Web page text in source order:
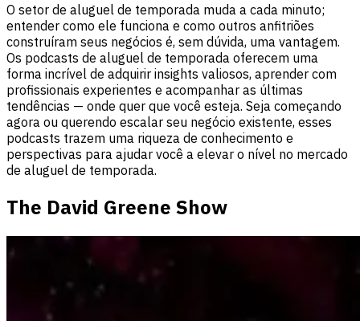
O setor de aluguel de temporada muda a cada minuto;
entender como ele funciona e como outros anfitriões
construíram seus negócios é, sem dúvida, uma vantagem.
Os podcasts de aluguel de temporada oferecem uma
forma incrível de adquirir insights valiosos, aprender com
profissionais experientes e acompanhar as últimas
tendências — onde quer que você esteja. Seja começando
agora ou querendo escalar seu negócio existente, esses
podcasts trazem uma riqueza de conhecimento e
perspectivas para ajudar você a elevar o nível no mercado
de aluguel de temporada.
The David Greene Show